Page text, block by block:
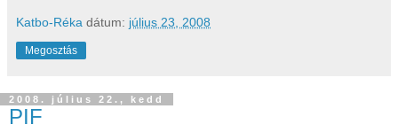
Katbo-Réka dátum: július 23, 2008
Megosztás
2008. július 22., kedd
PIF